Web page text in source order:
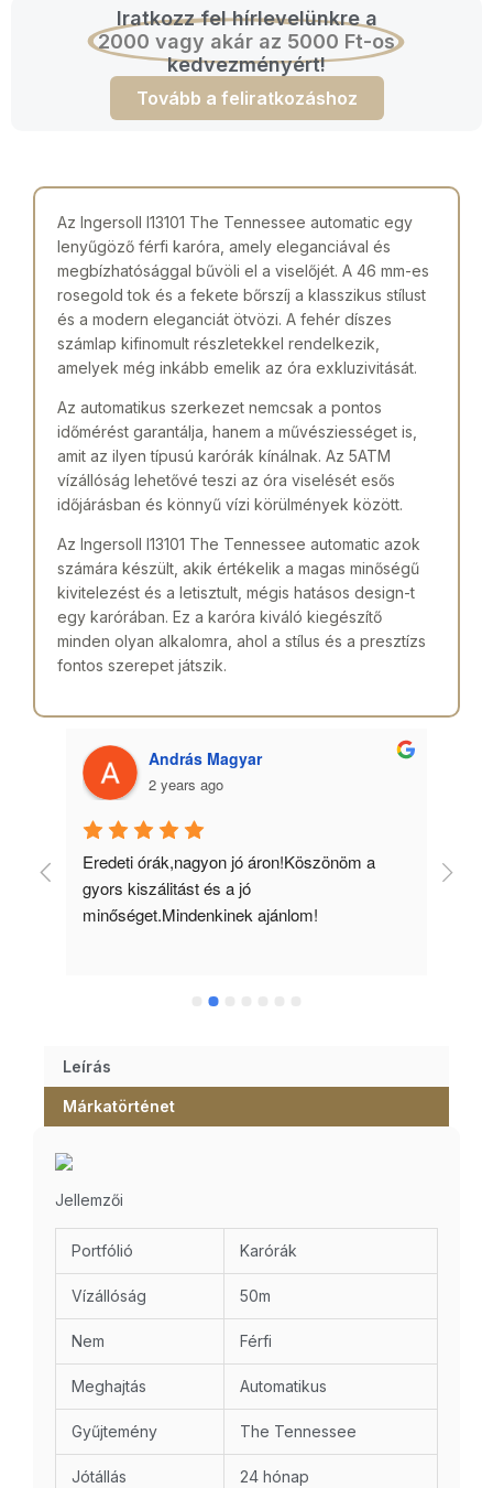
Iratkozz fel hírlevelünkre a
2000 vagy akár az 5000 Ft-os
kedvezményért!
Tovább a feliratkozáshoz
Az Ingersoll I13101 The Tennessee automatic egy
lenyűgöző férfi karóra, amely eleganciával és
megbízhatósággal bűvöli el a viselőjét. A 46 mm-es
rosegold tok és a fekete bőrszíj a klasszikus stílust
és a modern eleganciát ötvözi. A fehér díszes
számlap kifinomult részletekkel rendelkezik,
amelyek még inkább emelik az óra exkluzivitását.
Az automatikus szerkezet nemcsak a pontos
időmérést garantálja, hanem a művésziességet is,
amit az ilyen típusú karórák kínálnak. Az 5ATM
vízállóság lehetővé teszi az óra viselését esős
időjárásban és könnyű vízi körülmények között.
Az Ingersoll I13101 The Tennessee automatic azok
számára készült, akik értékelik a magas minőségű
kivitelezést és a letisztult, mégis hatásos design-t
egy karórában. Ez a karóra kiváló kiegészítő
minden olyan alkalomra, ahol a stílus és a presztízs
fontos szerepet játszik.
András Magyar
2 years ago
Eredeti órák,nagyon jó áron!Köszönöm a
gyors kiszálitást és a jó
minőséget.Mindenkinek ajánlom!
Leírás
Márkatörténet
Jellemzői
Portfólió Karórák
Vízállóság 50m
Nem Férfi
Meghajtás Automatikus
Gyűjtemény The Tennessee
Jótállás 24 hónap